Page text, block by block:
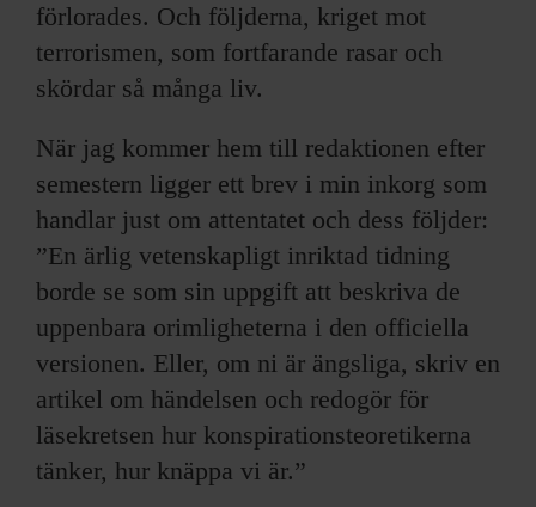
förlorades. Och följderna, kriget mot
terrorismen, som fortfarande rasar och
skördar så många liv.
När jag kommer hem till redaktionen efter
semestern ligger ett brev i min inkorg som
handlar just om attentatet och dess följder:
”En ärlig vetenskapligt inriktad tidning
borde se som sin uppgift att beskriva de
uppenbara orimligheterna i den officiella
versionen. Eller, om ni är ängsliga, skriv en
artikel om händelsen och redogör för
läsekretsen hur konspirationsteoretikerna
tänker, hur knäppa vi är.”